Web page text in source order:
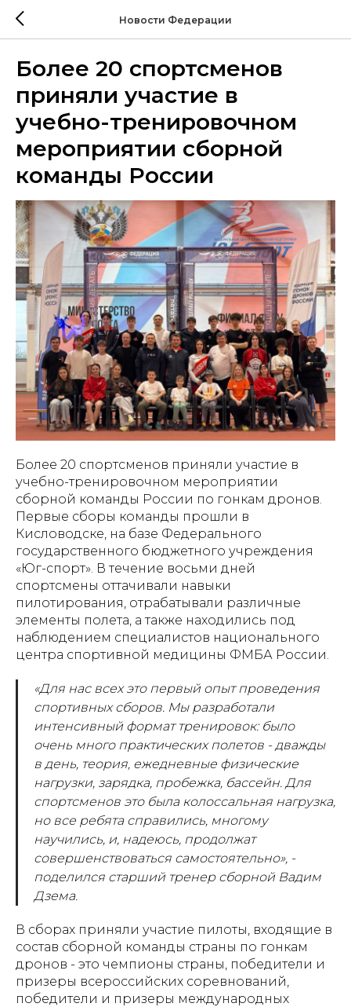
Новости Федерации
Более 20 спортсменов
приняли участие в
учебно-тренировочном
мероприятии сборной
команды России
Более 20 спортсменов приняли участие в
учебно-тренировочном мероприятии
сборной команды России по гонкам дронов.
Первые сборы команды прошли в
Кисловодске, на базе Федерального
государственного бюджетного учреждения
«Юг-спорт». В течение восьми дней
спортсмены оттачивали навыки
пилотирования, отрабатывали различные
элементы полета, а также находились под
наблюдением специалистов национального
центра спортивной медицины ФМБА России.
«Для нас всех это первый опыт проведения
спортивных сборов. Мы разработали
интенсивный формат тренировок: было
очень много практических полетов - дважды
в день, теория, ежедневные физические
нагрузки, зарядка, пробежка, бассейн. Для
спортсменов это была колоссальная нагрузка,
но все ребята справились, многому
научились, и, надеюсь, продолжат
совершенствоваться самостоятельно», -
поделился старший тренер сборной Вадим
Дзема.
В сборах приняли участие пилоты, входящие в
состав сборной команды страны по гонкам
дронов - это чемпионы страны, победители и
призеры всероссийских соревнований,
победители и призеры международных